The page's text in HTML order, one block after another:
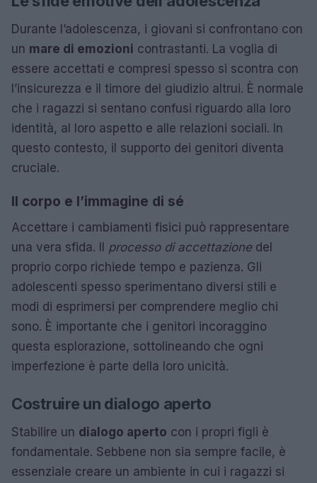
Durante l’adolescenza, i giovani si confrontano con
un mare di emozioni contrastanti. La voglia di
essere accettati e compresi spesso si scontra con
l’insicurezza e il timore del giudizio altrui. È normale
che i ragazzi si sentano confusi riguardo alla loro
identità, al loro aspetto e alle relazioni sociali. In
questo contesto, il supporto dei genitori diventa
cruciale.
Il corpo e l’immagine di sé
Accettare i cambiamenti fisici può rappresentare
una vera sfida. Il processo di accettazionedel
proprio corpo richiede tempo e pazienza. Gli
adolescenti spesso sperimentano diversi stili e
modi di esprimersi per comprendere meglio chi
sono. È importante che i genitori incoraggino
questa esplorazione, sottolineando che ogni
imperfezione è parte della loro unicità.
Costruire un dialogo aperto
Stabilire un dialogo aperto con i propri figli è
fondamentale. Sebbene non sia sempre facile, è
essenziale creare un ambiente in cui i ragazzi si